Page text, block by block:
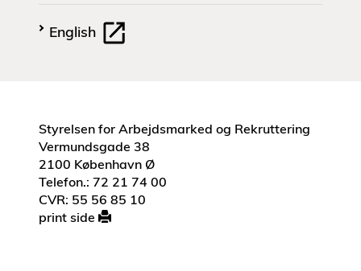
English
Styrelsen for Arbejdsmarked og Rekruttering
Vermundsgade 38
2100 København Ø
Telefon.: 72 21 74 00
CVR: 55 56 85 10
print side